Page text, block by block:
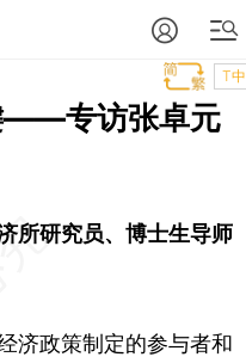
T中
——专访张卓元
研究员、博士生导师
济政策制定的参与者和